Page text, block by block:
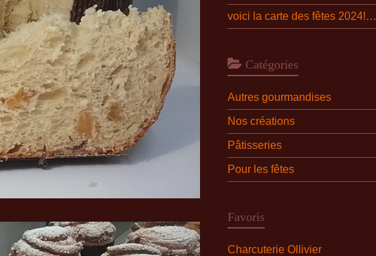
voici la carte des fêtes 2024!…
Catégories
Autres gourmandises
Nos créations
Pâtisseries
Pour les fêtes
Favoris
Charcuterie Ollivier